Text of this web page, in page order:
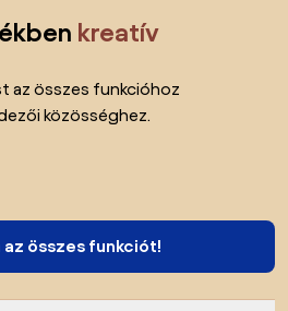
kreatív
az összes funkcióhoz
közösséghez.
az összes funkciót!